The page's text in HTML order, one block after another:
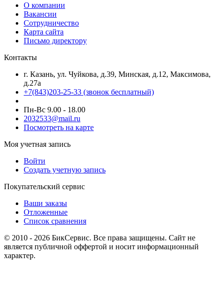
О компании
Вакансии
Сотрудничество
Карта сайта
Письмо директору
Контакты
г. Казань, ул. Чуйкова, д.39, Минская, д.12, Максимова,
д.27а
+7(843)203-25-33 (звонок бесплатный)
Пн-Вс 9.00 - 18.00
2032533@mail.ru
Посмотреть на карте
Моя учетная запись
Войти
Создать учетную запись
Покупательский сервис
Ваши заказы
Отложенные
Список сравнения
© 2010 - 2026 БикСервис. Все права защищены. Сайт не
является публичной оффертой и носит информационный
характер.